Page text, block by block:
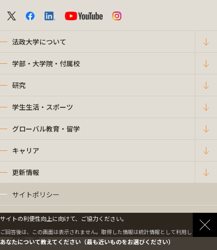
法政大学について
学部・大学院・付属校
研究
学生生活・スポーツ
グローバル教育・留学
キャリア
更新情報
サイトポリシー
プライバシーポリシー
情報公開
サイトの利便性向上に向けて、ご協力ください。
ご回答後は、この画面は表示されません。取得した情報は統計情報として利用します。
あなたについて教えてください（最も近いものをお選びください）